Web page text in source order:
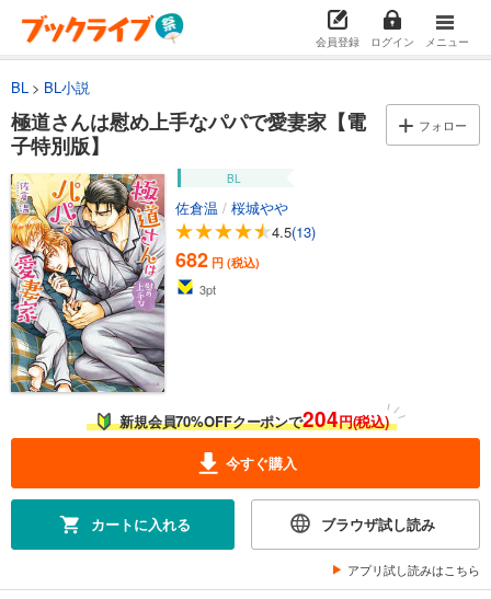
会員登録 ログイン メニュー
BL BL小説
極道さんは慰め上手なパパで愛妻家【電
子特別版】
フォロー
BL
佐倉温 / 桜城やや
4.5(13)
682 円 (税込)
3pt
新規会員70%OFFクーポンで204円(税込)
今すぐ購入
カートに入れる ブラウザ試し読み
アプリ試し読みはこちら